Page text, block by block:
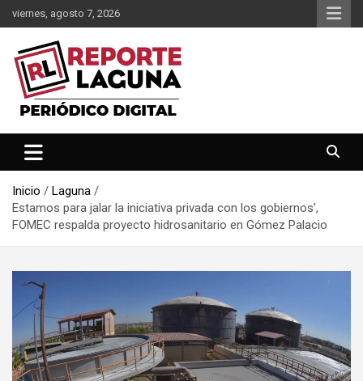
Saltar
al
contenido
viernes, agosto 7, 2026
Reporte Laguna
Inicio
Laguna
Estamos para jalar la iniciativa privada con los gobiernos’,
FOMEC respalda proyecto hidrosanitario en Gómez Palacio